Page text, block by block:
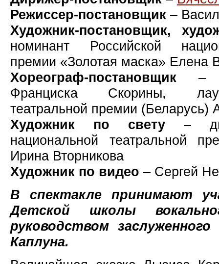
Режиссер-постановщик –
Художник-постановщик,
номинант Российской
премии «Золотая маска» Елена
Хореограф-постановщик –
Франциска Скорины,
театральной премии (Беларусь)
Художник по свету –
национальной театральной
Ирина Вторникова
Художник по видео – Сергей
В спектакле принимают
Детской школы
руководством
Каплуна.